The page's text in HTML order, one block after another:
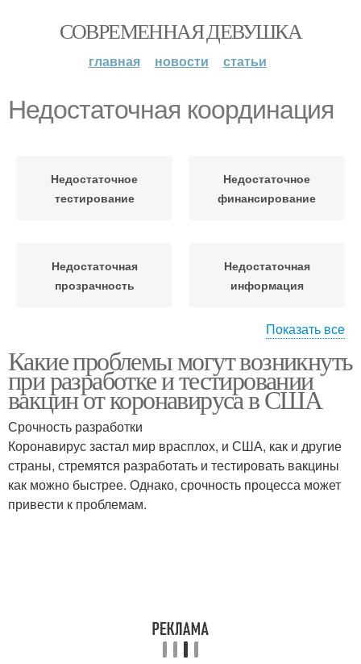
СОВРЕМЕННАЯ ДЕВУШКА
главная новости статьи
Недостаточная координация
Недостаточное
тестирование
Недостаточное
финансирование
Недостаточная
прозрачность
Недостаточная
информация
Координация между
организациями
Координация между
правительственными
учреждениями
Недостаточная
этичность
Недостаточное участие
Показать все
Какие проблемы могут возникнуть
при разработке и тестировании
вакцин от коронавируса в США
Срочность разработки
Коронавирус застал мир врасплох, и США, как и другие
страны, стремятся разработать и тестировать вакцины
как можно быстрее. Однако, срочность процесса может
привести к проблемам.